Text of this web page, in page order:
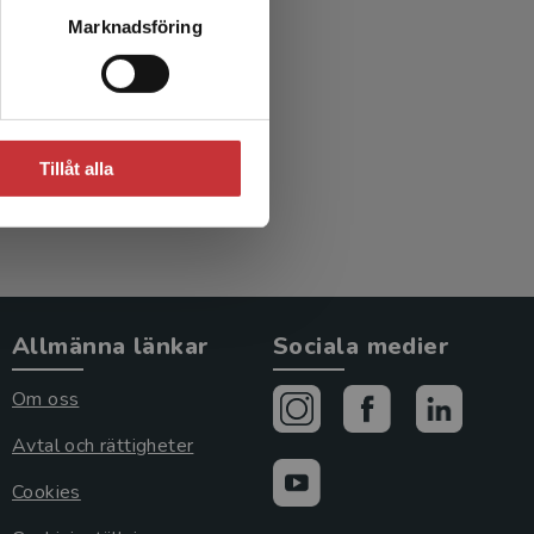
Marknadsföring
Tillåt alla
Allmänna länkar
Om oss
Avtal och rättigheter
Cookies
Sociala medier